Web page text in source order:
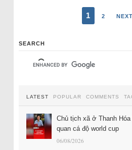
1 2
SEARCH
LATEST POPULAR COMMENTS
Chủ tịch xã ở Thanh
quan cá độ world cup
06/08/2026